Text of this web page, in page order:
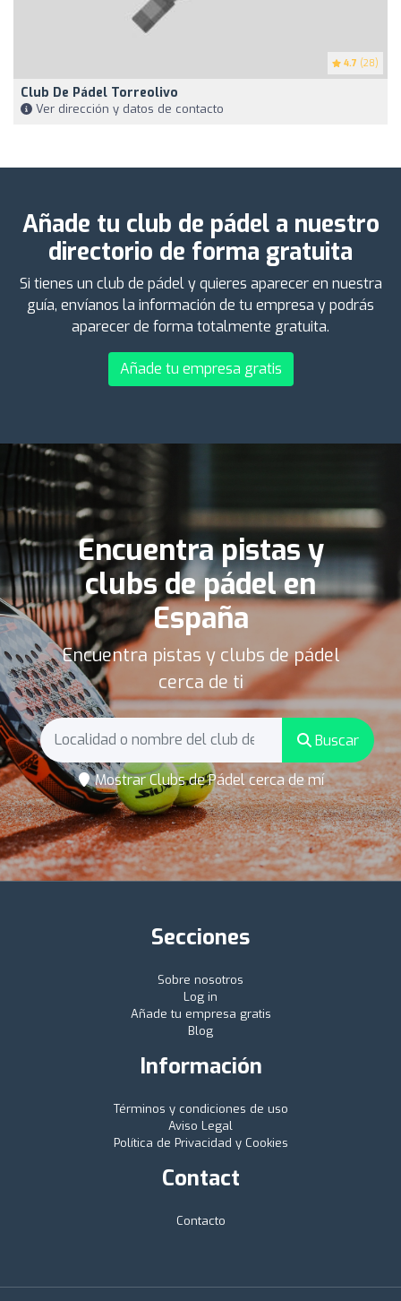
4.7 (28)
Club De Pádel Torreolivo
Ver dirección y datos de contacto
Añade tu club de pádel a nuestro
directorio de forma gratuita
Si tienes un club de pádel y quieres aparecer en nuestra
guía, envíanos la información de tu empresa y podrás
aparecer de forma totalmente gratuita.
Añade tu empresa gratis
Encuentra pistas y
clubs de pádel en
España
Encuentra pistas y clubs de pádel
cerca de ti
Buscar
Mostrar Clubs de Pádel cerca de mí
Secciones
Sobre nosotros
Log in
Añade tu empresa gratis
Blog
Información
Términos y condiciones de uso
Aviso Legal
Política de Privacidad y Cookies
Contact
Contacto